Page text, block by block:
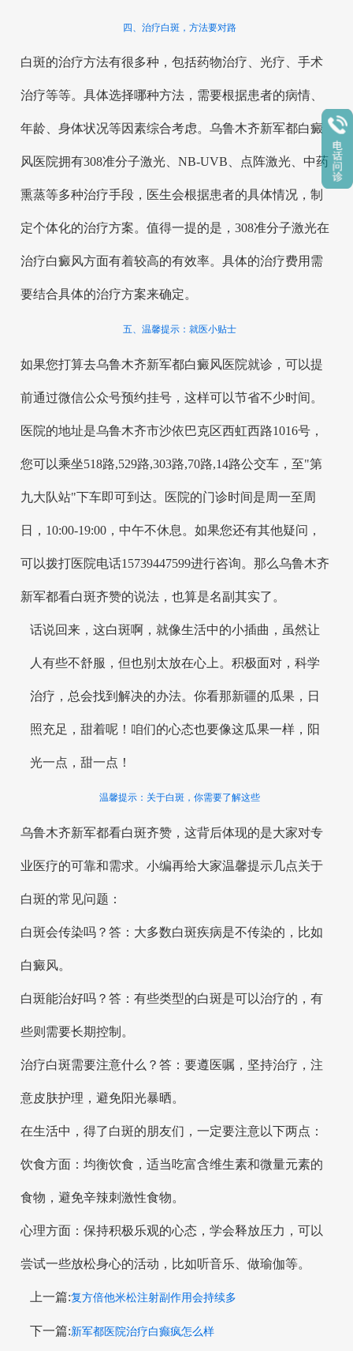
四、治疗白斑，方法要对路
白斑的治疗方法有很多种，包括药物治疗、光疗、手术
治疗等等。具体选择哪种方法，需要根据患者的病情、
年龄、身体状况等因素综合考虑。乌鲁木齐新军都白癜
风医院拥有308准分子激光、NB-UVB、点阵激光、中药
熏蒸等多种治疗手段，医生会根据患者的具体情况，制
定个体化的治疗方案。值得一提的是，308准分子激光在
治疗白癜风方面有着较高的有效率。具体的治疗费用需
要结合具体的治疗方案来确定。
五、温馨提示：就医小贴士
如果您打算去乌鲁木齐新军都白癜风医院就诊，可以提
前通过微信公众号预约挂号，这样可以节省不少时间。
医院的地址是乌鲁木齐市沙依巴克区西虹西路1016号，
您可以乘坐518路,529路,303路,70路,14路公交车，至"第
九大队站"下车即可到达。医院的门诊时间是周一至周
日，10:00-19:00，中午不休息。如果您还有其他疑问，
可以拨打医院电话15739447599进行咨询。那么乌鲁木齐
新军都看白斑齐赞的说法，也算是名副其实了。
话说回来，这白斑啊，就像生活中的小插曲，虽然让
人有些不舒服，但也别太放在心上。积极面对，科学
治疗，总会找到解决的办法。你看那新疆的瓜果，日
照充足，甜着呢！咱们的心态也要像这瓜果一样，阳
光一点，甜一点！
温馨提示：关于白斑，你需要了解这些
乌鲁木齐新军都看白斑齐赞，这背后体现的是大家对专
业医疗的可靠和需求。小编再给大家温馨提示几点关于
白斑的常见问题：
白斑会传染吗？答：大多数白斑疾病是不传染的，比如
白癜风。
白斑能治好吗？答：有些类型的白斑是可以治疗的，有
些则需要长期控制。
治疗白斑需要注意什么？答：要遵医嘱，坚持治疗，注
意皮肤护理，避免阳光暴晒。
在生活中，得了白斑的朋友们，一定要注意以下两点：
饮食方面：均衡饮食，适当吃富含维生素和微量元素的
食物，避免辛辣刺激性食物。
心理方面：保持积极乐观的心态，学会释放压力，可以
尝试一些放松身心的活动，比如听音乐、做瑜伽等。
上一篇:复方倍他米松注射副作用会持续多
下一篇:新军都医院治疗白癫疯怎么样